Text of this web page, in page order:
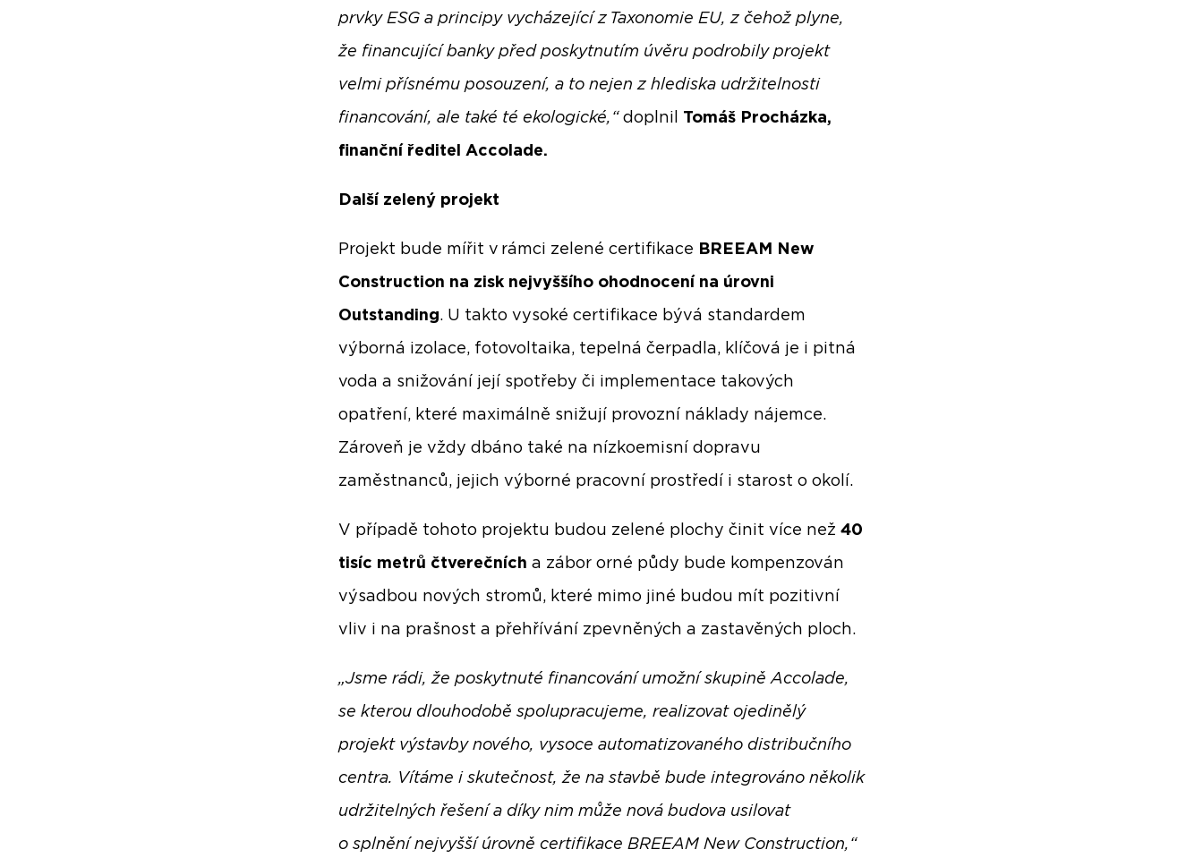
prvky ESG a principy vycházející z Taxonomie EU, z čehož plyne,
že financující banky před poskytnutím úvěru podrobily projekt
velmi přísnému posouzení, a to nejen z hlediska udržitelnosti
financování, ale také té ekologické,“ doplnil Tomáš Procházka,
finanční ředitel Accolade.
Další zelený projekt
Projekt bude mířit v rámci zelené certifikace BREEAM New
Construction na zisk nejvyššího ohodnocení na úrovni
Outstanding. U takto vysoké certifikace bývá standardem
výborná izolace, fotovoltaika, tepelná čerpadla, klíčová je i pitná
voda a snižování její spotřeby či implementace takových
opatření, které maximálně snižují provozní náklady nájemce.
Zároveň je vždy dbáno také na nízkoemisní dopravu
zaměstnanců, jejich výborné pracovní prostředí i starost o okolí.
V případě tohoto projektu budou zelené plochy činit více než 40
tisíc metrů čtverečních a zábor orné půdy bude kompenzován
výsadbou nových stromů, které mimo jiné budou mít pozitivní
vliv i na prašnost a přehřívání zpevněných a zastavěných ploch.
„Jsme rádi, že poskytnuté financování umožní skupině Accolade,
se kterou dlouhodobě spolupracujeme, realizovat ojedinělý
projekt výstavby nového, vysoce automatizovaného distribučního
centra. Vítáme i skutečnost, že na stavbě bude integrováno několik
udržitelných řešení a díky nim může nová budova usilovat
o splnění nejvyšší úrovně certifikace BREEAM New Construction,“